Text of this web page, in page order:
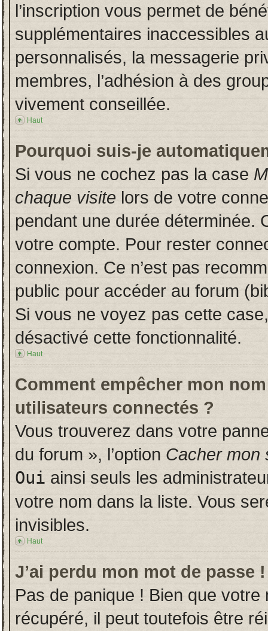
l’inscription vous permet de
supplémentaires inaccessibles
personnalisés, la messagerie
membres, l’adhésion à des
vivement conseillée.
Haut
Pourquoi suis-je
Si vous ne cochez pas la case
chaque visite lors de votre
pendant une durée déterminée.
votre compte. Pour rester
connexion. Ce n’est pas
public pour accéder au forum
Si vous ne voyez pas cette
désactivé cette fonctionnalité.
Haut
Comment empêcher mon
utilisateurs connectés ?
Vous trouverez dans votre
du forum », l’option Cacher mon
Oui ainsi seuls les
votre nom dans la liste. Vous
invisibles.
Haut
J’ai perdu mon mot de passe !
Pas de panique ! Bien que
récupéré, il peut toutefois être